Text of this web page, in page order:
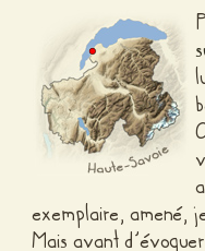
exemplaire, amené,
Mais avant